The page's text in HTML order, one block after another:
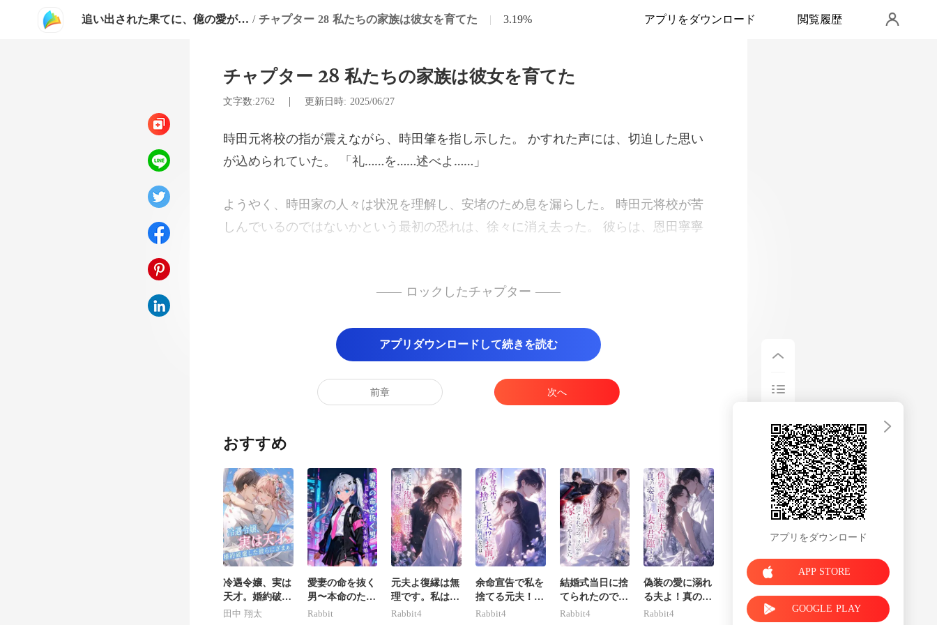
追い出された果てに、億の愛が始まる / チャプター 28 私たちの家族は彼女を育てた | 3.19% アプリをダウンロード 閲覧履歴
チャプター 28 私たちの家族は彼女を育てた
文字数:2762 | 更新日時: 2025/06/27
示した。 かすれた声には、切迫した思い
が
将校が苦
しんでいるのではないかという最初の恐れは、徐々に消え去った。
「おじいちゃん、心配しないで。 恩田
は、恩田寧寧の印象的な瞳だけではなく、その卓越した医療技術だった。
—— ロックしたチャプター ——
アプリダウンロードして続きを読む
前章 次へ
おすすめ
冷遇令嬢、実は
天才。婚約破棄
した彼らにざま
田中 翔太
愛妻の命を抜く
男〜本命のため
の生贄結婚〜
Rabbit
元夫よ復縁は無
理です。私は国
家一の大富豪令
Rabbit4
余命宣告で私を
捨てる元夫！？
実は病気なのは
Rabbit4
結婚式当日に捨
てられたので、
そいつの宿敵に
Rabbit4
偽装の愛に溺れ
る夫よ！真の姿
現した妻が君臨
Rabbit4
アプリをダウンロード
APP STORE
GOOGLE PLAY